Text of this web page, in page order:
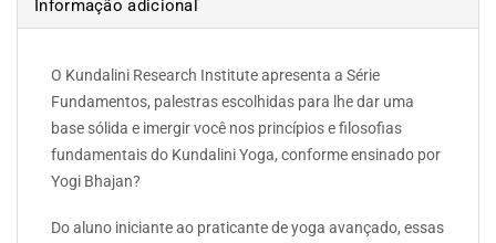
Informação adicional
O Kundalini Research Institute apresenta a Série
Fundamentos, palestras escolhidas para lhe dar uma
base sólida e imergir você nos princípios e filosofias
fundamentais do Kundalini Yoga, conforme ensinado por
Yogi Bhajan?
Do aluno iniciante ao praticante de yoga avançado, essas